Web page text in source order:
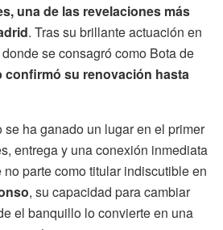
una de las revelaciones más
. Tras su brillante actuación en
se consagró como Bota de
confirmó su renovación hasta
ha ganado un lugar en el primer
entrega y una conexión inmediata
parte como titular indiscutible en
, su capacidad para cambiar
el banquillo lo convierte en una